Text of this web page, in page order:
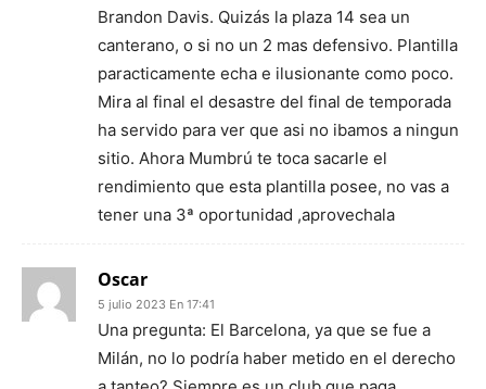
Brandon Davis. Quizás la plaza 14 sea un
canterano, o si no un 2 mas defensivo. Plantilla
paracticamente echa e ilusionante como poco.
Mira al final el desastre del final de temporada
ha servido para ver que asi no ibamos a ningun
sitio. Ahora Mumbrú te toca sacarle el
rendimiento que esta plantilla posee, no vas a
tener una 3ª oportunidad ,aprovechala
Oscar
5 julio 2023 En 17:41
Una pregunta: El Barcelona, ya que se fue a
Milán, no lo podría haber metido en el derecho